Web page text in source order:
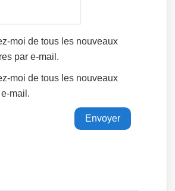
moi de tous les nouveaux
par e-mail.
moi de tous les nouveaux
mail.